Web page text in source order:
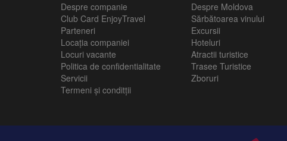
Despre companie
Club Card EnjoyTravel
Parteneri
Locaţia companiei
Locuri vacante
Politica de confidentialitate
Servicii
Termeni și conditții
Despre Moldova
Sărbătoarea vinului
Excursii
Hoteluri
Atractii turistice
Trasee Turistice
Zboruri